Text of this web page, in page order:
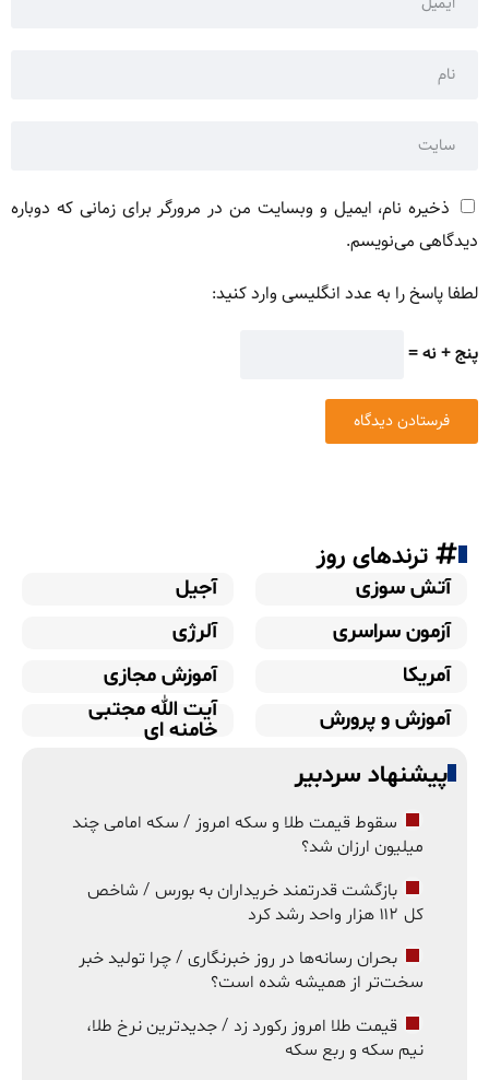
ذخیره نام، ایمیل و وبسایت من در مرورگر برای زمانی که دوباره
دیدگاهی می‌نویسم.
لطفا پاسخ را به عدد انگلیسی وارد کنید:
پنج + نه =
ترندهای روز
آتش سوزی
آجیل
آزمون سراسری
آلرژی
آمریکا
آموزش مجازی
آموزش و پرورش
آیت الله مجتبی
خامنه ای
پیشنهاد سردبیر
سقوط قیمت طلا و سکه امروز / سکه امامی چند
میلیون ارزان شد؟
بازگشت قدرتمند خریداران به بورس / شاخص
کل ۱۱۲ هزار واحد رشد کرد
بحران رسانه‌ها در روز خبرنگاری / چرا تولید خبر
سخت‌تر از همیشه شده است؟
قیمت طلا امروز رکورد زد / جدیدترین نرخ طلا،
نیم سکه و ربع سکه